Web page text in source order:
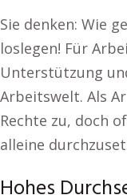
Sie denken: Wie
loslegen! Für
Unterstützung
Arbeitswelt. Als
Rechte zu, doch
alleine